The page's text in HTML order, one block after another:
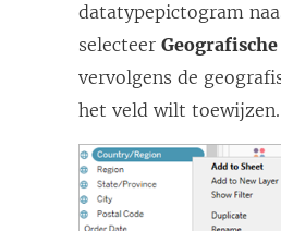
datatypepictogram
selecteer
vervolgens de
het veld wilt toewijzen.